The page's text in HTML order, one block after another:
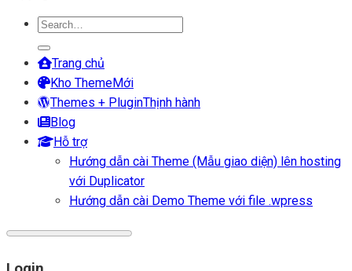
Search
for:
Trang chủ
Kho Theme
Themes + Plugin
Blog
Hỗ trợ
Hướng dẫn cài Theme (Mẫu giao diện) lên hosting
với Duplicator
Hướng dẫn cài Demo Theme với file .wpress